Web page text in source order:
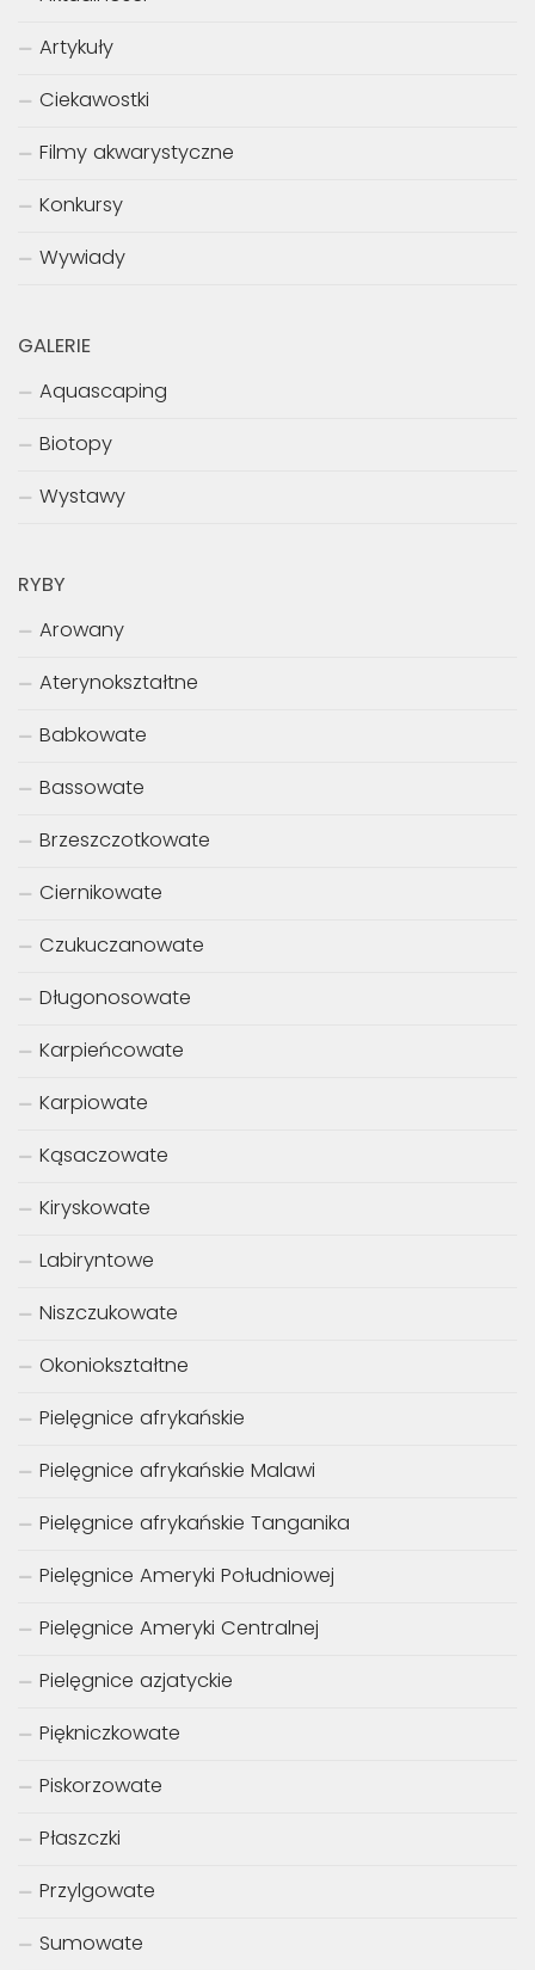
Artykuły
Ciekawostki
Filmy akwarystyczne
Konkursy
Wywiady
GALERIE
Aquascaping
Biotopy
Wystawy
RYBY
Arowany
Aterynokształtne
Babkowate
Bassowate
Brzeszczotkowate
Ciernikowate
Czukuczanowate
Długonosowate
Karpieńcowate
Karpiowate
Kąsaczowate
Kiryskowate
Labiryntowe
Niszczukowate
Okoniokształtne
Pielęgnice afrykańskie
Pielęgnice afrykańskie Malawi
Pielęgnice afrykańskie Tanganika
Pielęgnice Ameryki Południowej
Pielęgnice Ameryki Centralnej
Pielęgnice azjatyckie
Piękniczkowate
Piskorzowate
Płaszczki
Przylgowate
Sumowate